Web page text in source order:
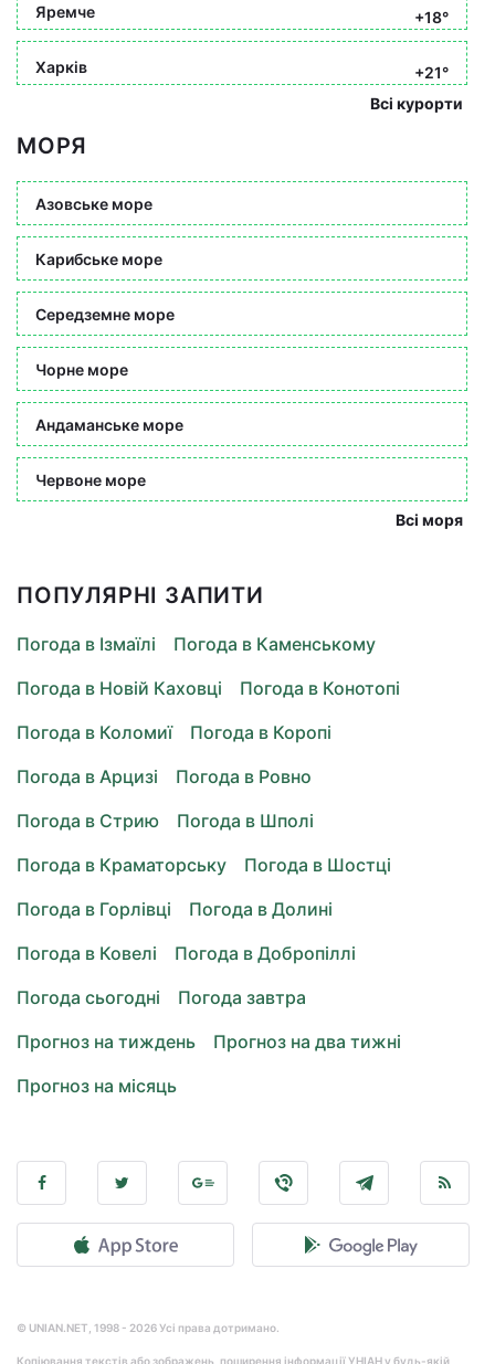
Яремче +18°
Харків
+21°
Всі курорти
МОРЯ
Азовське море
Карибське море
Середземне море
Чорне море
Андаманське море
Червоне море
Всі моря
ПОПУЛЯРНІ ЗАПИТИ
Погода в Ізмаїлі
Погода в Каменському
Погода в Новій Каховці
Погода в Конотопі
Погода в Коломиї
Погода в Коропі
Погода в Арцизі
Погода в Ровно
Погода в Стрию
Погода в Шполі
Погода в Краматорську
Погода в Шостці
Погода в Горлівці
Погода в Долині
Погода в Ковелі
Погода в Добропіллі
Погода сьогодні
Погода завтра
Прогноз на тиждень
Прогноз на два тижні
Прогноз на місяць
© UNIAN.NET, 1998 - 2026 Усі права дотримано.
Копіювання текстів або зображень, поширення інформації УНІАН у будь-якій